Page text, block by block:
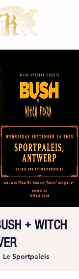
+ WITCH
Le Sportpaleis